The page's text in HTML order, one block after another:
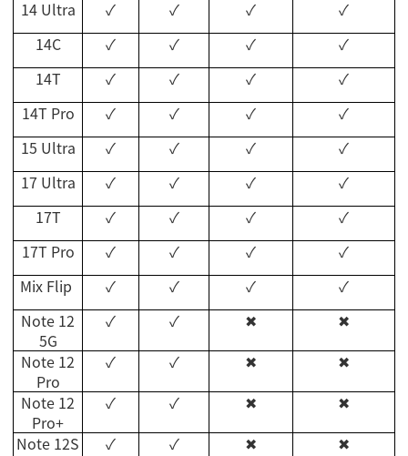
14 Ultra ✓ ✓ ✓
✓
14C
✓ ✓ ✓
✓
14T
✓ ✓ ✓
✓
14T Pro
✓ ✓ ✓
✓
15 Ultra
✓ ✓ ✓
✓
17 Ultra ✓ ✓ ✓
✓
17T
✓ ✓ ✓
✓
17T Pro
✓ ✓ ✓
✓
Mix Flip
✓ ✓ ✓
✓
Note 12
5G
✓ ✓ ✖
✖
Note 12
Pro
✓ ✓ ✖
✖
Note 12
Pro+
✓ ✓ ✖
✖
Note 12S
✓ ✓ ✖
✖